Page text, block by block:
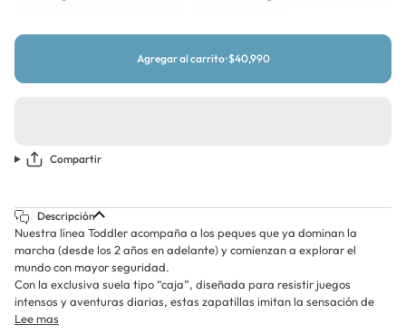
Agregar al carrito•$40,990
Compartir
Descripción
Nuestra línea Toddler acompaña a los peques que ya dominan la
marcha (desde los 2 años en adelante) y comienzan a explorar el
mundo con mayor seguridad.
Con la exclusiva suela tipo “caja”, diseñada para resistir juegos
intensos y aventuras diarias, estas zapatillas imitan la sensación de
Lee mas